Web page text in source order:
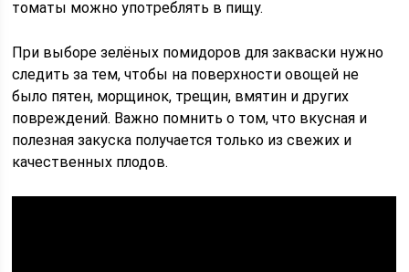
томаты можно употреблять в пищу.
При выборе зелёных помидоров для закваски нужно
следить за тем, чтобы на поверхности овощей не
было пятен, морщинок, трещин, вмятин и других
повреждений. Важно помнить о том, что вкусная и
полезная закуска получается только из свежих и
качественных плодов.